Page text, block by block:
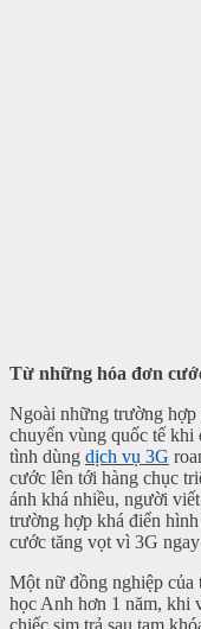
Từ những hóa đơn
Ngoài những trường hợp
chuyển vùng quốc tế
tình dùng dịch vụ 3G
cước lên tới hàng chục
ánh khá nhiều, người
trường hợp khá điển
cước tăng vọt vì 3G
Một nữ đồng nghiệp của
học Anh hơn 1 năm, khi